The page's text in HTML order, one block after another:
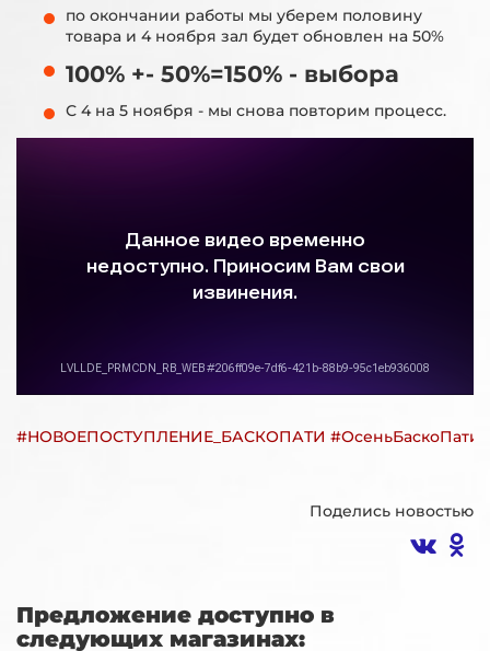
по окончании работы мы уберем половину
товара и 4 ноября зал будет обновлен на 50%
100% +- 50%=150% - выбора
С 4 на 5 ноября - мы снова повторим процесс.
#НОВОЕПОСТУПЛЕНИЕ_БАСКОПАТИ #ОсеньБаскоПати
Поделись новостью
Предложение доступно в
следующих магазинах: